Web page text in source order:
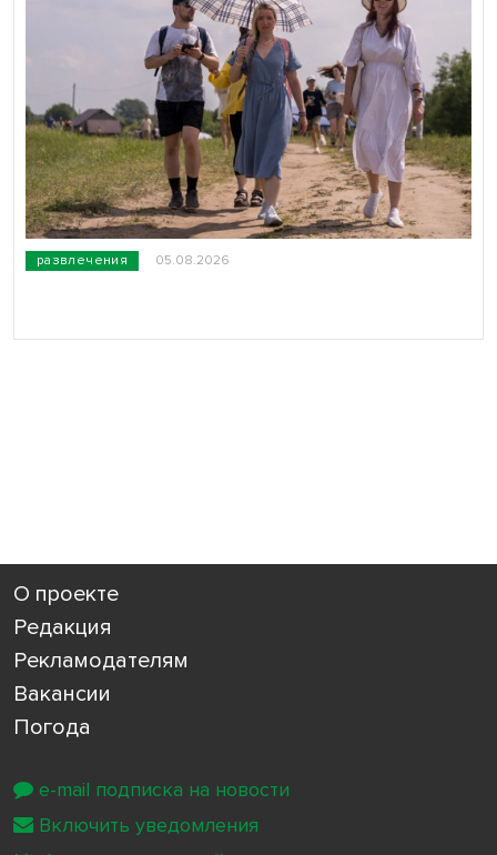
развлечения 05.08.2026
О проекте
Редакция
Рекламодателям
Вакансии
Погода
e-mail подписка на новости
Включить уведомления